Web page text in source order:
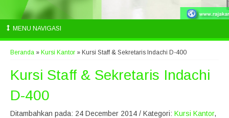
MENU NAVIGASI
Beranda » Kursi Kantor » Kursi Staff & Sekretaris Indachi D-400
Kursi Staff & Sekretaris Indachi
D-400
Ditambahkan pada: 24 December 2014 / Kategori: Kursi Kantor,